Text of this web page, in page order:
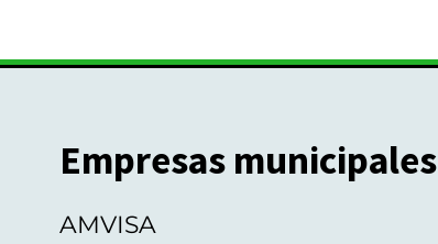
Empresas municipales
AMVISA